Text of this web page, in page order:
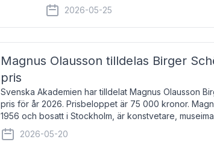
svenska folk- och skolbibliotek som gjort
2026-05-25
Magnus Olausson tilldelas Birger
pris
Svenska Akademien har tilldelat Magnus Olausson
pris för år 2026. Prisbeloppet är 75 000 kronor.
1956 och bosatt i Stockholm, är konstvetare,
Han disputerade 1993 vid Uppsala un
2026-05-20